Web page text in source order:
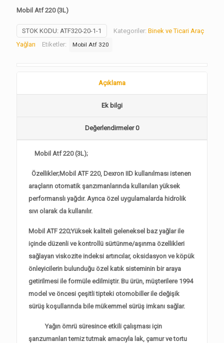
Mobil Atf 220 (3L)
STOK KODU: ATF320-20-1-1 Kategoriler: Binek ve Ticari Araç
Yağları
Etiketler: Mobil Atf 320
Açıklama
Ek bilgi
Değerlendirmeler0
Mobil Atf 220 (3L);
Özellikler;Mobil ATF 220, Dexron IID kullanılması istenen
araçların otomatik şanzımanlarında kullanılan yüksek
performanslı yağdır. Ayrıca özel uygulamalarda hidrolik
sıvı olarak da kullanılır.
Mobil ATF 220;Yüksek kaliteli geleneksel baz yağlar ile
içinde düzenli ve kontrollü sürtünme/aşınma özellikleri
sağlayan viskozite indeksi artırıcılar, oksidasyon ve köpük
önleyicilerin bulunduğu özel katık sisteminin bir araya
getirilmesi ile formüle edilmiştir. Bu ürün, müşterilere 1994
model ve öncesi çeşitli tipteki otomobiller ile değişik
sürüş koşullarında bile mükemmel sürüş imkanı sağlar.
Yağın ömrü süresince etkili çalışması için
şanzumanları temiz tutmak amacıyla lak, çamur ve tortu